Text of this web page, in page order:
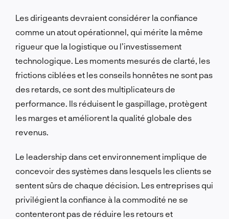
Les dirigeants devraient considérer la confiance
comme un atout opérationnel, qui mérite la même
rigueur que la logistique ou l’investissement
technologique. Les moments mesurés de clarté, les
frictions ciblées et les conseils honnêtes ne sont pas
des retards, ce sont des multiplicateurs de
performance. Ils réduisent le gaspillage, protègent
les marges et améliorent la qualité globale des
revenus.
Le leadership dans cet environnement implique de
concevoir des systèmes dans lesquels les clients se
sentent sûrs de chaque décision. Les entreprises qui
privilégient la confiance à la commodité ne se
contenteront pas de réduire les retours et